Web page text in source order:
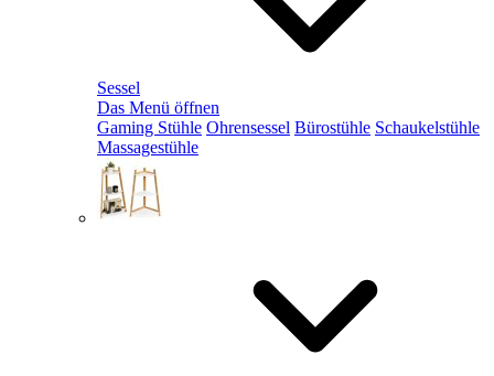
Sessel
Das Menü öffnen
Gaming Stühle Ohrensessel Bürostühle Schaukelstühle
Massagestühle